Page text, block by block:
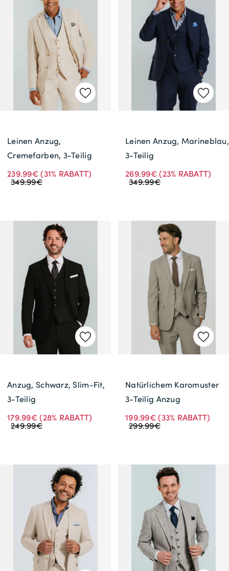
Leinen Anzug,
Cremefarben, 3-Teilig
239.99€(31% RABATT)
349.99€
Leinen Anzug, Marineblau,
3-Teilig
269.99€(23% RABATT)
349.99€
Anzug, Schwarz, Slim-Fit,
3-Teilig
179.99€(28% RABATT)
249.99€
Natürlichem Karomuster
3-Teilig Anzug
199.99€(33% RABATT)
299.99€